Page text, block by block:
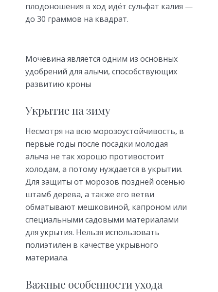
плодоношения в ход идёт сульфат калия —
до 30 граммов на квадрат.
Мочевина является одним из основных
удобрений для алычи, способствующих
развитию кроны
Укрытие на зиму
Несмотря на всю морозоустойчивость, в
первые годы после посадки молодая
алыча не так хорошо противостоит
холодам, а потому нуждается в укрытии.
Для защиты от морозов поздней осенью
штамб дерева, а также его ветви
обматывают мешковиной, капроном или
специальными садовыми материалами
для укрытия. Нельзя использовать
полиэтилен в качестве укрывного
материала.
Важные особенности ухода